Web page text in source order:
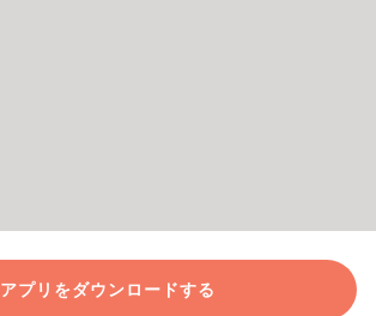
アプリをダウンロードする